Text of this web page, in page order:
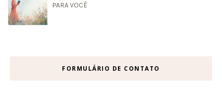
PARA VOCÊ
FORMULÁRIO DE CONTATO